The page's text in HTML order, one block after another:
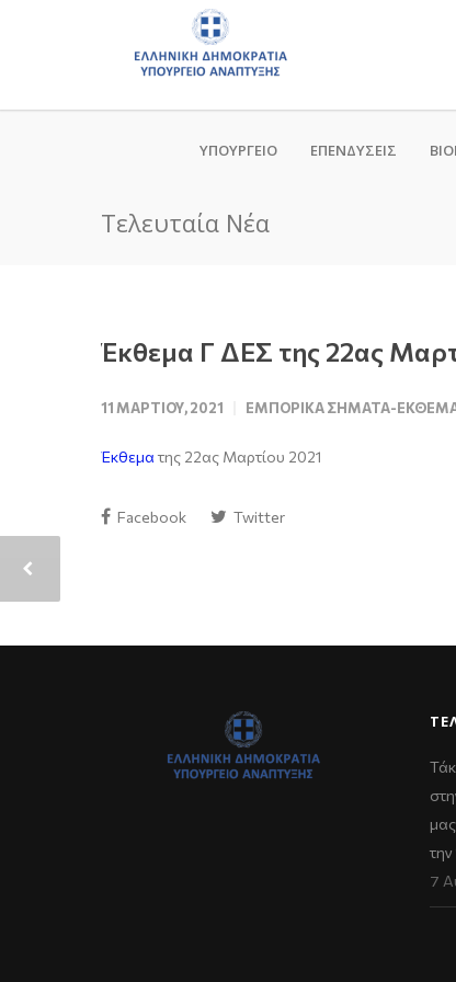
ΥΠΟΥΡΓΕΙΟ ΕΠΕΝΔΥΣΕΙΣ
Τελευταία Νέα
Έκθεμα Γ ΔΕΣ της 22ας
11 ΜΑΡΤΊΟΥ, 2021 ΕΜΠΟΡΙΚΆ ΣΉΜΑΤΑ-
Έκθεμα της 22ας Μαρτίου 2021
Facebook Twitter
7